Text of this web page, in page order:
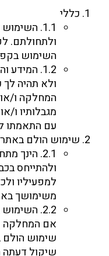
כללי
1.1.
ולתחולתם.
השימוש
1.2.
ולא תהיה
המחלקה ו/או
מגבלותיו ו/
עם התאמתו
שימוש הולם באתר
2.1. הינך
ולהתייחס
למפעיליו
משימושך
2.2.
אם המחלקה
שימוש הולם
שיקול